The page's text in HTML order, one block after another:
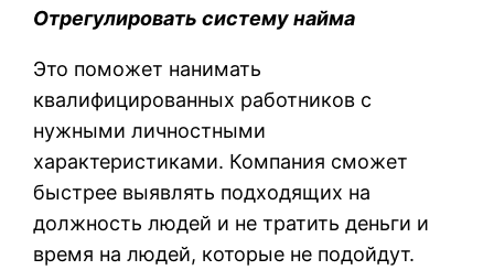
Отрегулировать систему найма
Это поможет нанимать
квалифицированных работников с
нужными личностными
характеристиками. Компания сможет
быстрее выявлять подходящих на
должность людей и не тратить деньги и
время на людей, которые не подойдут.